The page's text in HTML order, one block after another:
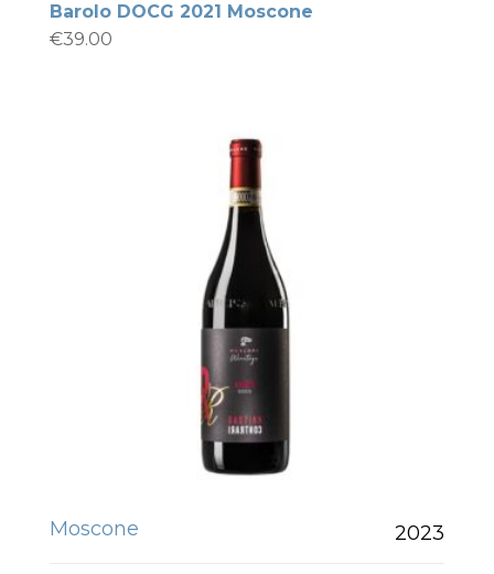
Barolo DOCG 2021 Moscone
€39.00
Moscone 2023